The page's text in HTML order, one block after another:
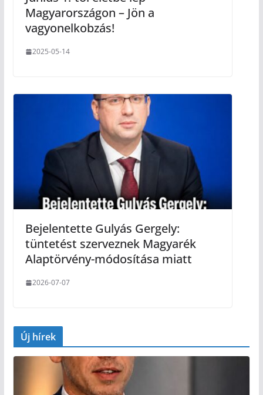
Magyarországon – Jön a
vagyonelkobzás!
2025-05-14
Bejelentette Gulyás Gergely:
tüntetést szerveznek Magyarék
Alaptörvény-módosítása miatt
2026-07-07
Új hírek